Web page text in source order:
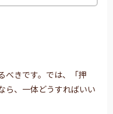
べきです。では、「押
ら、一体どうすればいい